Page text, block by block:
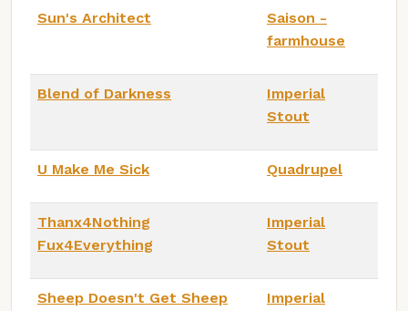
Sun's Architect
Saison -
farmhouse
Blend of Darkness
Imperial
Stout
U Make Me Sick Quadrupel
Thanx4Nothing
Fux4Everything
Imperial
Stout
Sheep Doesn't Get Sheep
Imperial